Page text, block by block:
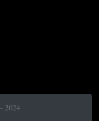
2024